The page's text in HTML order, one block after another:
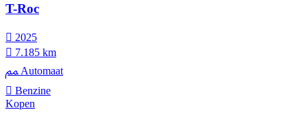
T-Roc
2025
7.185 km
Automaat
Benzine
Kopen